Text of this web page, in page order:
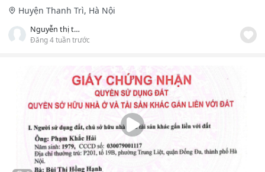
Huyện Thanh Trì, Hà Nội
Nguyễn thị thảo
Đăng 4 tuần trước